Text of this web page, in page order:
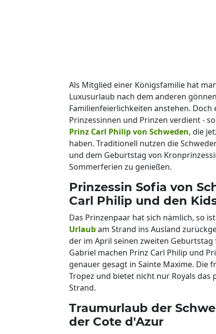
Als Mitglied einer Königsfamilie hat
Luxusurlaub nach dem anderen
Familienfeierlichkeiten anstehen.
Prinzessinnen und Prinzen verdient -
Prinz Carl Philip von Schweden, die
haben. Traditionell nutzen die
und dem Geburtstag von
Sommerferien zu genießen.
Prinzessin Sofia von
Carl Philip und den
Das Prinzenpaar hat sich nämlich, so
Urlaubam Strand ins Ausland
der im April seinen zweiten
Gabriel machen Prinz Carl Philip und
genauer gesagt in Sainte Maxime. Die
Tropez und bietet nicht nur Royals
Strand.
Traumurlaub der
der Cote d'Azur